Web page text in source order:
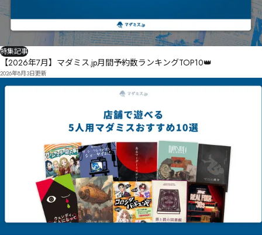
特集記事
【2026年7月】マダミス.jp月間予約数ランキングTOP10👑
2026年8月3日更新